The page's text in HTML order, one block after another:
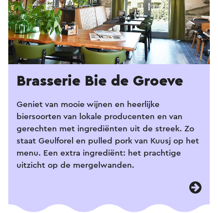
Brasserie Bie de Groeve
Geniet van mooie wijnen en heerlijke
biersoorten van lokale producenten en van
gerechten met ingrediënten uit de streek. Zo
staat Geulforel en pulled pork van Kuusj op het
menu. Een extra ingrediënt: het prachtige
uitzicht op de mergelwanden.